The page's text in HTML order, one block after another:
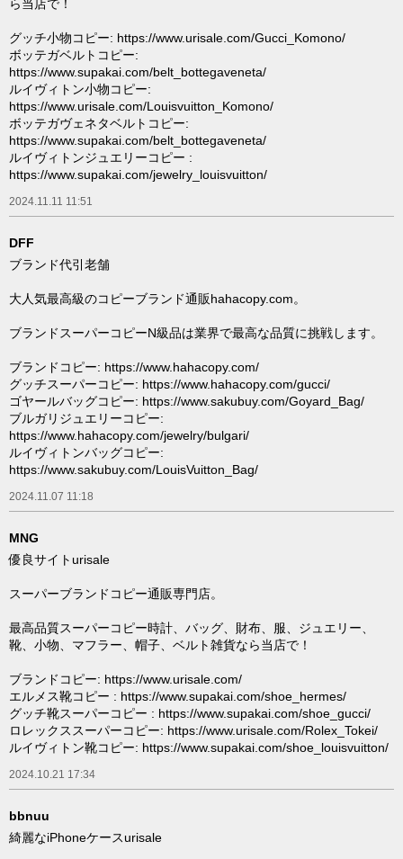
ら当店で！
グッチ小物コピー: https://www.urisale.com/Gucci_Komono/
ボッテガベルトコピー:
https://www.supakai.com/belt_bottegaveneta/
ルイヴィトン小物コピー:
https://www.urisale.com/Louisvuitton_Komono/
ボッテガヴェネタベルトコピー:
https://www.supakai.com/belt_bottegaveneta/
ルイヴィトンジュエリーコピー :
https://www.supakai.com/jewelry_louisvuitton/
2024.11.11 11:51
DFF
ブランド代引老舗
大人気最高級のコピーブランド通販hahacopy.com。
ブランドスーパーコピーN級品は業界で最高な品質に挑戦します。
ブランドコピー: https://www.hahacopy.com/
グッチスーパーコピー: https://www.hahacopy.com/gucci/
ゴヤールバッグコピー: https://www.sakubuy.com/Goyard_Bag/
ブルガリジュエリーコピー:
https://www.hahacopy.com/jewelry/bulgari/
ルイヴィトンバッグコピー:
https://www.sakubuy.com/LouisVuitton_Bag/
2024.11.07 11:18
MNG
優良サイトurisale
スーパーブランドコピー通販専門店。
最高品質スーパーコピー時計、バッグ、財布、服、ジュエリー、
靴、小物、マフラー、帽子、ベルト雑貨なら当店で！
ブランドコピー: https://www.urisale.com/
エルメス靴コピー : https://www.supakai.com/shoe_hermes/
グッチ靴スーパーコピー : https://www.supakai.com/shoe_gucci/
ロレックススーパーコピー: https://www.urisale.com/Rolex_Tokei/
ルイヴィトン靴コピー: https://www.supakai.com/shoe_louisvuitton/
2024.10.21 17:34
bbnuu
綺麗なiPhoneケースurisale